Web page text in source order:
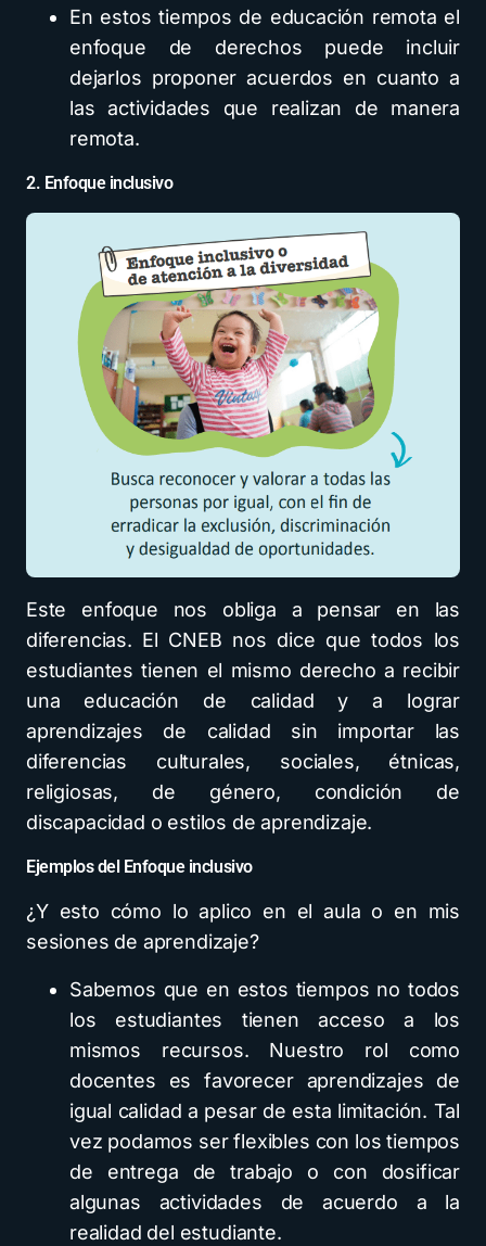
En estos tiempos de educación remota el
enfoque de derechos puede incluir
dejarlos proponer acuerdos en cuanto a
las actividades que realizan de manera
remota.
2. Enfoque inclusivo
Este enfoque nos obliga a pensar en las
diferencias. El CNEB nos dice que todos los
estudiantes tienen el mismo derecho a recibir
una educación de calidad y a lograr
aprendizajes de calidad sin importar las
diferencias culturales, sociales, étnicas,
religiosas, de género, condición de
discapacidad o estilos de aprendizaje.
Ejemplos del Enfoque inclusivo
¿Y esto cómo lo aplico en el aula o en mis
sesiones de aprendizaje?
Sabemos que en estos tiempos no todos
los estudiantes tienen acceso a los
mismos recursos. Nuestro rol como
docentes es favorecer aprendizajes de
igual calidad a pesar de esta limitación. Tal
vez podamos ser flexibles con los tiempos
de entrega de trabajo o con dosificar
algunas actividades de acuerdo a la
realidad del estudiante.